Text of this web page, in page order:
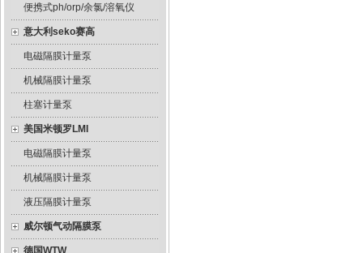
便携式ph/orp/余氯/溶氧仪
意大利seko赛高
电磁隔膜计量泵
机械隔膜计量泵
柱塞计量泵
美国米顿罗LMI
电磁隔膜计量泵
机械隔膜计量泵
液压隔膜计量泵
威尔顿气动隔膜泵
德国WTW